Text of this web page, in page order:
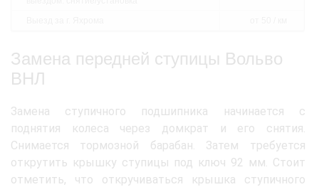
Замена передней ступицы Вольво
ВНЛ
Замена ступичного подшипника начинается с
поднятия колеса через домкрат и его снятия.
Снимается тормозной барабан. Затем требуется
открутить крышку ступицы под ключ 92 мм. Стоит
отметить, что откручиваться крышка ступичного